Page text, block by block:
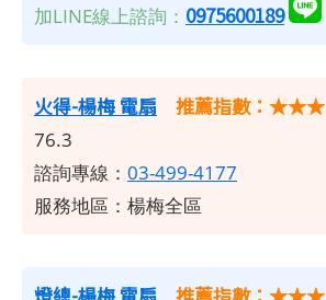
加LINE線上諮詢： 0975600189
火得-楊梅 電扇 推薦指數：★★★
76.3
諮詢專線： 03-499-4177
服務地區：楊梅全區